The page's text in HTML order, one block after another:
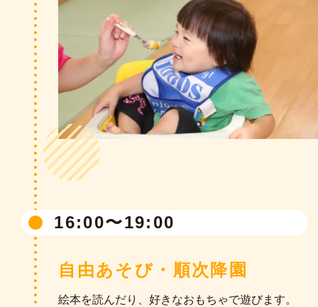
16:00〜19:00
自由あそび・順次降園
絵本を読んだり、好きなおもちゃで遊びます。
13:30〜
お帰りの用意が出来たら、絵本や紙芝居を楽し
今日一日楽しかったことを振り返りながら、お
帰りの挨拶も元気いっぱい行います。